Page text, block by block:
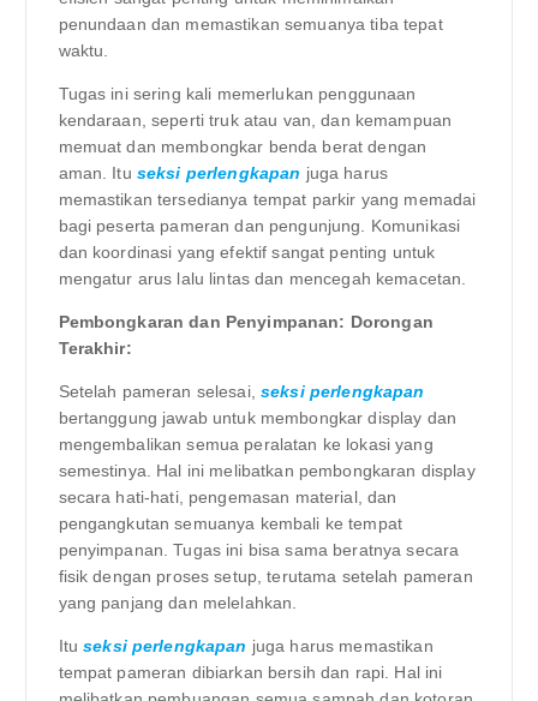
penundaan dan memastikan semuanya tiba tepat
waktu.
Tugas ini sering kali memerlukan penggunaan
kendaraan, seperti truk atau van, dan kemampuan
memuat dan membongkar benda berat dengan
aman. Itu seksi perlengkapan juga harus
memastikan tersedianya tempat parkir yang memadai
bagi peserta pameran dan pengunjung. Komunikasi
dan koordinasi yang efektif sangat penting untuk
mengatur arus lalu lintas dan mencegah kemacetan.
Pembongkaran dan Penyimpanan: Dorongan
Terakhir:
Setelah pameran selesai,seksi perlengkapan
bertanggung jawab untuk membongkar display dan
mengembalikan semua peralatan ke lokasi yang
semestinya. Hal ini melibatkan pembongkaran display
secara hati-hati, pengemasan material, dan
pengangkutan semuanya kembali ke tempat
penyimpanan. Tugas ini bisa sama beratnya secara
fisik dengan proses setup, terutama setelah pameran
yang panjang dan melelahkan.
Ituseksi perlengkapan juga harus memastikan
tempat pameran dibiarkan bersih dan rapi. Hal ini